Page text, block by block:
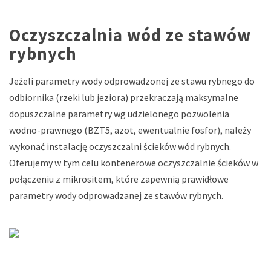
Oczyszczalnia wód ze stawów
rybnych
Jeżeli parametry wody odprowadzonej ze stawu rybnego do
odbiornika (rzeki lub jeziora) przekraczają maksymalne
dopuszczalne parametry wg udzielonego pozwolenia
wodno-prawnego (BZT5, azot, ewentualnie fosfor), należy
wykonać instalację oczyszczalni ścieków wód rybnych.
Oferujemy w tym celu kontenerowe oczyszczalnie ścieków w
połączeniu z mikrositem, które zapewnią prawidłowe
parametry wody odprowadzanej ze stawów rybnych.